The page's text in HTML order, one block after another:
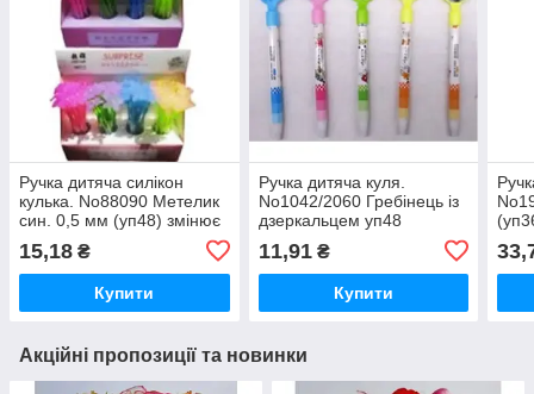
Ручка дитяча силікон
кулька. No88090 Метелик
син. 0,5 мм (уп48) змінює
15,18 ₴
Купити
Ручка дитяча куля.
No1042/2060 Гребінець із
дзеркальцем уп48
11,91₴
Купити
Акційні пропозиції та новинки